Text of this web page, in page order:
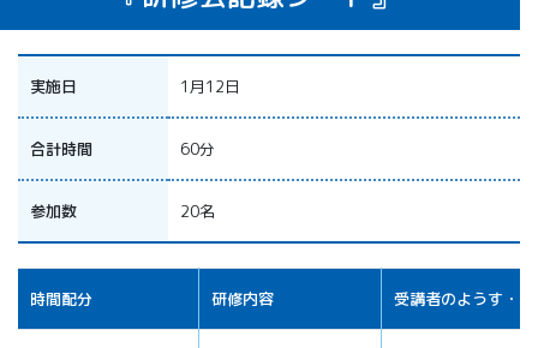
実施日 1月12日
合計時間 60分
参加数 20名
時間配分 研修内容 受講者のようす・感